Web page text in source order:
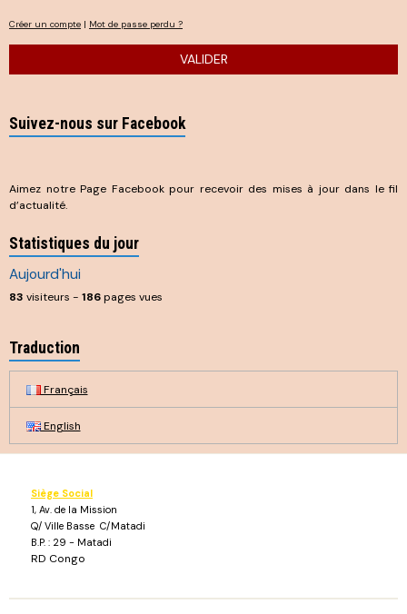
Créer un compte | Mot de passe perdu ?
VALIDER
Suivez-nous sur Facebook
Aimez notre Page Facebook pour recevoir des mises à jour dans le fil
d’actualité.
Statistiques du jour
Aujourd'hui
83 visiteurs - 186pages vues
Traduction
Français
English
Siège Social
1, Av. de la Mission
Q/ Ville Basse C/Matadi
B.P. : 29 - Matadi
RD Congo